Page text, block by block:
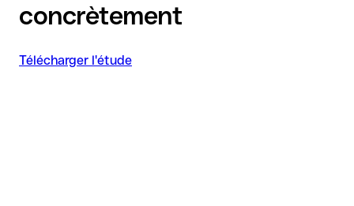
concrètement
Télécharger l'étude